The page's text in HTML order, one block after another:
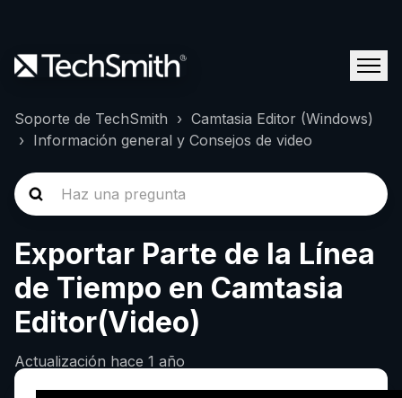
Soporte de TechSmith
Camtasia Editor (Windows)
Información general y Consejos de video
Exportar Parte de la Línea
de Tiempo en Camtasia
Editor(Video)
Actualización hace 1 año